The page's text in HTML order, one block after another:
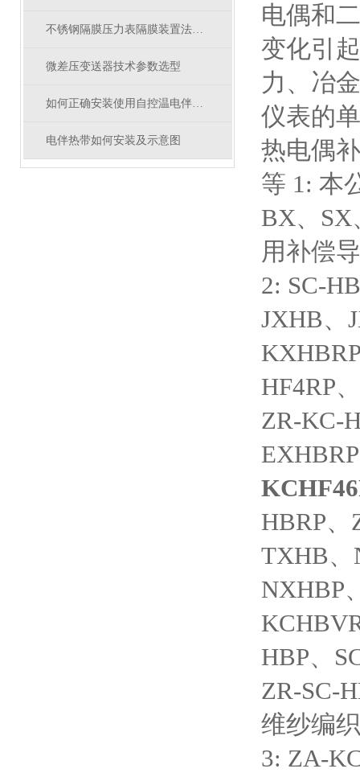
不锈钢隔膜压力表隔膜装置法兰尺寸
微差压变送器技术参数选型
如何正确安装使用自控温电伴热带？
电伴热带如何安装及示意图
电偶和
变化引
力、冶
仪表的
热电偶
等 1: 本
BX、SX
用补偿
2: SC-
JXHB、
HF4RP
ZR-KC-
HBRP
TXHB、
NXHBP
HBP、
ZR-SC-
维纱编
3: ZA-